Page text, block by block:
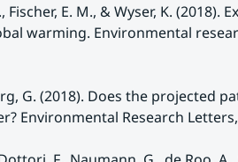
E. M., & Wyser, K. (2018).
warming. Environmental
G. (2018). Does the projected
Environmental Research Letters,